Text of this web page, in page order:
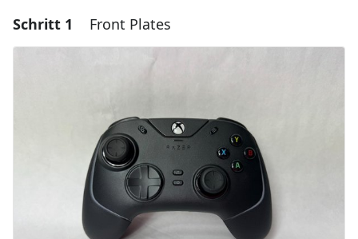
Schritt 1 Front Plates